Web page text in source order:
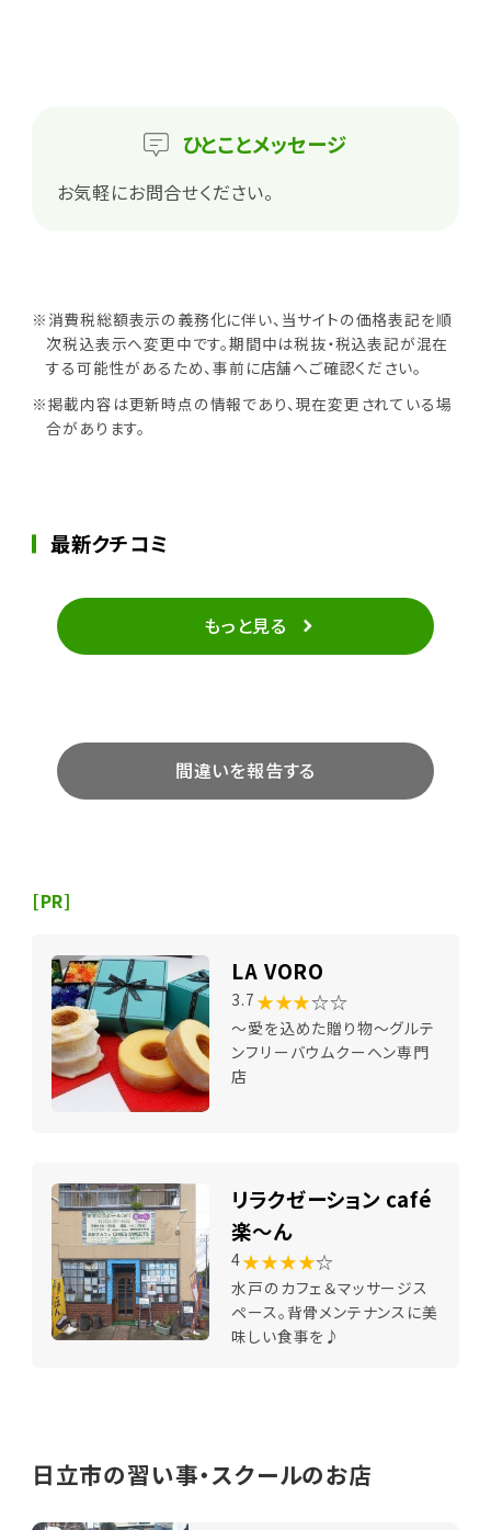
ひとことメッセージ
お気軽にお問合せください。
※消費税総額表示の義務化に伴い、当サイトの価格表記を順
次税込表示へ変更中です。期間中は税抜・税込表記が混在
する可能性があるため、事前に店舗へご確認ください。
※掲載内容は更新時点の情報であり、現在変更されている場
合があります。
最新クチコミ
もっと見る
間違いを報告する
[PR]
LA VORO
3.7 ★★★☆☆
～愛を込めた贈り物～グルテ
ンフリーバウムクーヘン専門
店
リラクゼーション café
楽～ん
4★★★★☆
水戸のカフェ＆マッサージス
ペース。背骨メンテナンスに美
味しい食事を♪
日立市の習い事・スクールのお店